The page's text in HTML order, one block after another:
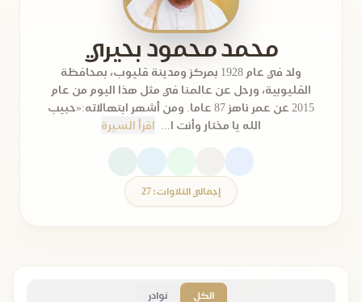
محمد محمود بحيري
ولد في عام 1928 بمركز ومدينة قليوب، بمحافظة
القليوبية، ورحل عن عالمنا في مثل هذا اليوم من عام
2015 عن عمر ناهز 87 عاما. ومن أشهر ابتهالاته:«حبيب
الله يا مختار وأنت ا...
اقرأ السيرة
إجمالي التلاوات: 27
الكل نوادر